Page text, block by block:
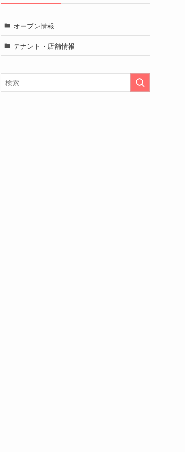
オープン情報
テナント・店舗情報